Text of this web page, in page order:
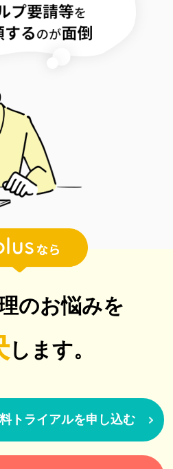
のお悩みを
します。
トライアルを申し込む